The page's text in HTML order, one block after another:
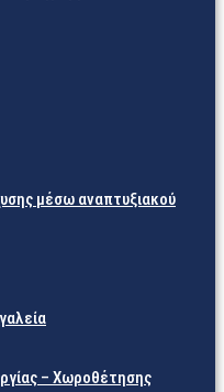
μέσω αναπτυξιακού
– Χωροθέτησης